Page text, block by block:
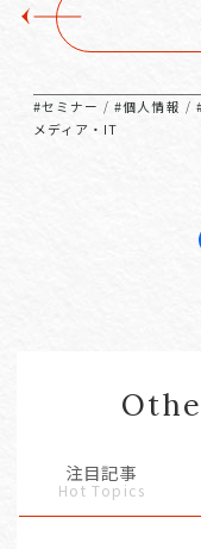
#セミナー /#個人情報 /
メディア・IT
注目記事
Hot Topics